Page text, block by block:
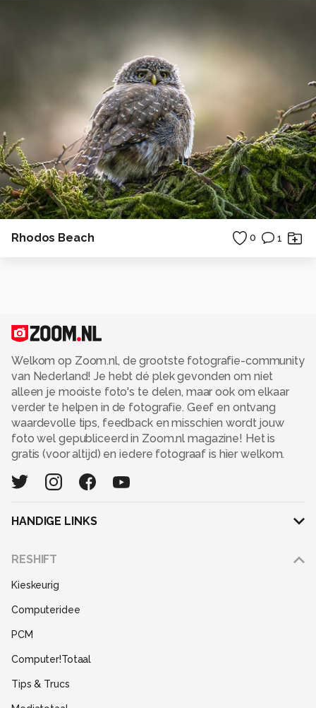
Rhodos Beach 0 1
Welkom op Zoom.nl, de grootste fotografie-community
van Nederland! Je hebt dé plek gevonden om niet
alleen je mooiste foto's te delen, maar ook om elkaar
verder te helpen in de fotografie. Geef en ontvang
waardevolle tips, feedback en misschien wordt jouw
foto wel gepubliceerd in Zoom.nl magazine! Het is
gratis (voor altijd) en iedere fotograaf is hier welkom.
HANDIGE LINKS
RESHIFT
Kieskeurig
Computeridee
PCM
Computer!Totaal
Tips & Trucs